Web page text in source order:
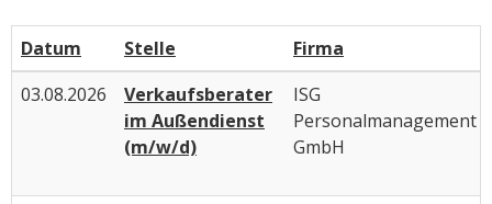
Datum Stelle
Firma
03.08.2026
Verkaufsberater
im Außendienst
(m/w/d)
ISG
Personalmanagement
GmbH